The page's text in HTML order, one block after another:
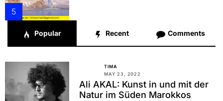
5
Popular Recent Comments
TIMA
MAY 23, 2022
Ali AKAL: Kunst in und mit der
Natur im Süden Marokkos